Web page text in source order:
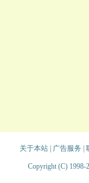
关于本站| 广告服务
Copyright (C) 1998-